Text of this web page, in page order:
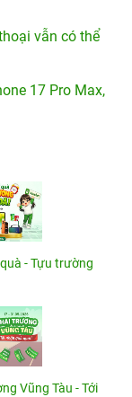
vẫn có thể
17 Pro Max,
- Tựu trường
Vũng Tàu - Tới